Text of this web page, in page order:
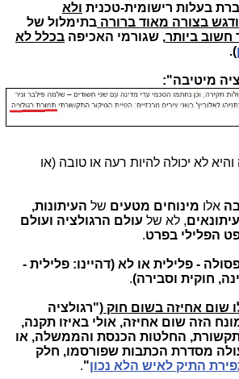
בעלות רישומית-טכנית ולא
בצורה מאוד ברורה בתימלול של
ביותר, שגורמי האכיפה בכלל לא
).
מיטיבה":
והיא לא יכולה להיות רעה או טובה (או
אלו מינוחים מטעים של העיתונות,
, לא של עולם הרגולציה ועולם
הפלילי בפרט.
- פלילית או לא (דהיינו: פלילית -
חוקית וסבירה).
שום אחיזה בשום חוק ("רגולציה
הזה שום אחיזה, אולי באיזו תקנה,
החלטות הכנסת והממשלה, או
מסדרת הכתבות שפורסמו, חלק
התיק לאיש הלא נכון"
.